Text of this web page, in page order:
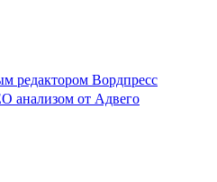
редактором Вордпресс
анализом от Адвего